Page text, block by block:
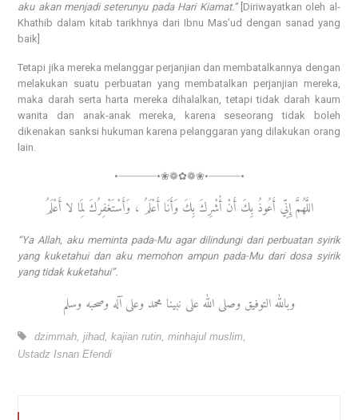
aku akan menjadi seterunyu pada Hari Kiamat.”[Diriwayatkan oleh al-
Khathib dalam kitab tarikhnya dari Ibnu Mas’ud dengan sanad yang
baik]
Tetapi jika mereka melanggar perjanjian dan membatalkannya dengan
melakukan suatu perbuatan yang membatalkan perjanjian mereka,
maka darah serta harta mereka dihalalkan, tetapi tidak darah kaum
wanita dan anak-anak mereka, karena seseorang tidak boleh
dikenakan sanksi hukuman karena pelanggaran yang dilakukan orang
lain.
•┈┈┈┈┈┈•❀❁✿❁❀•┈┈┈┈┈•
اللَّهُمَّ إِنِّي أَعُوذُ بِكَ أَنْ أُشْرِكَ بِكَ وَأَنَا أَعْلَمُ ، وَأَسْتَغْفِرُكَ لِمَا لا أَعْلَمُ
“Ya Allah, aku meminta pada-Mu agar dilindungi dari perbuatan syirik
yang kuketahui dan aku memohon ampun pada-Mu dari dosa syirik
yang tidak kuketahui”.
وبالله التوفيق وصلى الله على نبينا محمد وعلى آله وصحبه وسلم
dzimmah ,jihad,kajian rutin ,minhajul muslim
Ustadz Isnan Efendi